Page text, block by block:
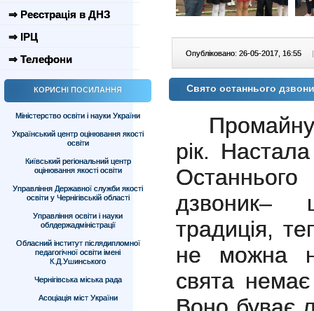
⇒ Реєстрація в ДНЗ
⇒ ІРЦ
⇒ Телефони
КОРИСНІ ПОСИЛАННЯ
Міністерство освіти і науки України
Український центр оцінювання якості
освіти
Київський регіональний центр
оцінювання якості освіти
Управління Державної служби якості
освіти у Чернігівській області
Управління освіти і науки
облдержадміністрації
Обласний інститут післядипломної
педагогічної освіти імені
К.Д.Ушинського
Чернігівська міська рада
Асоціація міст України
Опубліковано: 26-05-2017, 16:55 |
Свято останнього
рік.
дзвоник–
традиція,
не можна
свята